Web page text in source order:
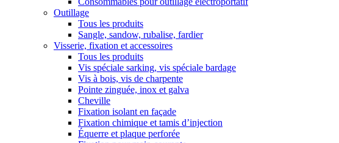
Outillage
Tous les produits
Sangle, sandow, rubalise, fardier
Visserie, fixation et accessoires
Tous les produits
Vis spéciale sarking, vis spéciale bardage
Vis à bois, vis de charpente
Pointe zinguée, inox et galva
Cheville
Fixation isolant en façade
Fixation chimique et tamis d’injection
Équerre et plaque perforée